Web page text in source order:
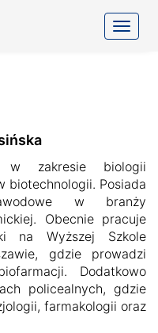
w zakresie biologii
biotechnologii. Posiada
w branży
Obecnie pracuje
na Wyższej Szkole
gdzie prowadzi
Dodatkowo
policealnych, gdzie
farmakologii oraz